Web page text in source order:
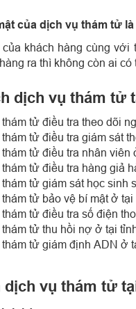
của dịch vụ thám tử
của khách hàng cùng
ra thì không còn ai
dịch vụ thám tử
tử điều tra theo dõi
tử điều tra giám sát
tử điều tra nhân viên
tử điều tra hàng giả
tử giám sát học sinh
tử bảo vệ bí mật ở tại
tử điều tra số điện
tử thu hồi nợ ở tại
tử giám định ADN ở
dịch vụ thám tử